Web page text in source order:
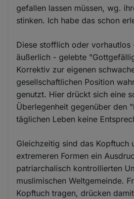
gefallen lassen müssen, wg.
stinken. Ich habe das schon
Diese stofflich oder vorhautlos
äußerlich - gelebte
Korrektiv zur eigenen
gesellschaftlichen Position
genutzt. Hier drückt sich eine
Überlegenheit gegenüber den
täglichen Leben keine
Gleichzeitig sind das Kopftuch
extremeren Formen ein
patriarchalisch kontrollierten
muslimischen Weltgemeinde.
Kopftuch tragen, drücken